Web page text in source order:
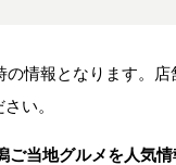
情報となります。
い。
ご当地グルメを人気